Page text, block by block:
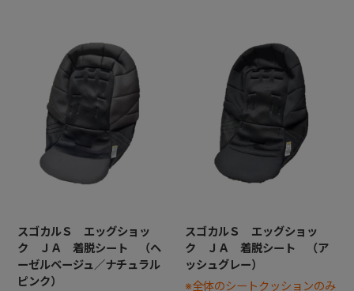
スゴカルＳ エッグショッ
ク ＪＡ 着脱シート （ヘ
ーゼルベージュ／ナチュラル
ピンク）
スゴカルＳ エッグショッ
ク ＪＡ 着脱シート （ア
ッシュグレー）
※全体のシートクッションのみ